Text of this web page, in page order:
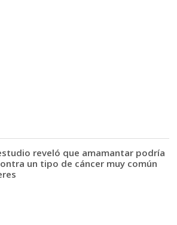
reveló que amamantar podría
un tipo de cáncer muy común